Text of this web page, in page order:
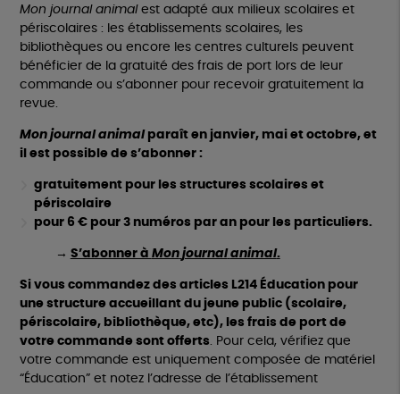
Mon journal animal est adapté aux milieux scolaires et
périscolaires : les établissements scolaires, les
bibliothèques ou encore les centres culturels peuvent
bénéficier de la gratuité des frais de port lors de leur
commande ou s’abonner pour recevoir gratuitement la
revue.
Mon journal animal paraît en janvier, mai et octobre, et
il est possible de s’abonner :
gratuitement pour les structures scolaires et
périscolaire
pour 6 € pour 3 numéros par an pour les particuliers.
→ S’abonner à Mon journal animal.
Si vous commandez des articles L214 Éducation pour
une structure accueillant du jeune public (scolaire,
périscolaire, bibliothèque, etc), les frais de port de
votre commande sont offerts. Pour cela, vérifiez que
votre commande est uniquement composée de matériel
“Éducation” et notez l’adresse de l’établissement